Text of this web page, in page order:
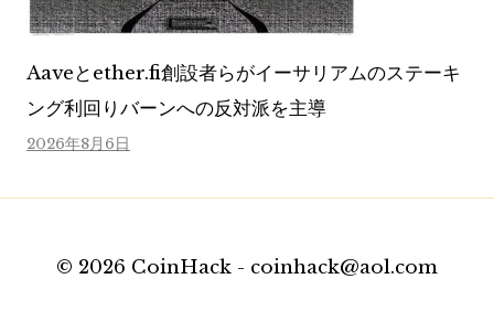
Aaveとether.fi創設者らがイーサリアムのステーキ
ング利回りバーンへの反対派を主導
2026年8月6日
© 2026 CoinHack - coinhack@aol.com